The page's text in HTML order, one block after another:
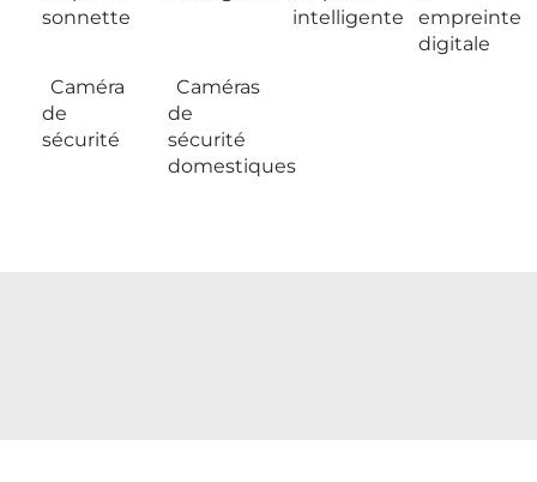
sonnette
intelligente
empreinte
digitale
Caméra
de
sécurité
Caméras
de
sécurité
domestiques